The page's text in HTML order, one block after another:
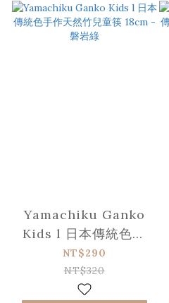
Yamachiku Ganko
Kids l 日本傳統色手
作天然竹兒童筷 18cm
- 磐岩綠
NT$290
NT$320